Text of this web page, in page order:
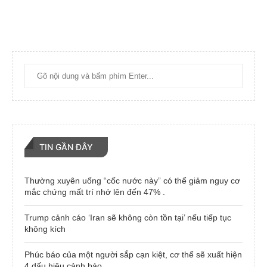
TIN GẦN ĐÂY
Thường xuyên uống “cốc nước này” có thể giảm nguy cơ
mắc chứng mất trí nhớ lên đến 47% .
Trump cảnh cáo ‘Iran sẽ không còn tồn tại’ nếu tiếp tục
không kích
Phúc báo của một người sắp cạn kiệt, cơ thể sẽ xuất hiện